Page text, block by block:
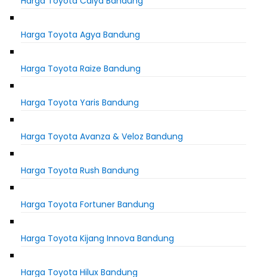
Harga Toyota Agya Bandung
Harga Toyota Raize Bandung
Harga Toyota Yaris Bandung
Harga Toyota Avanza & Veloz Bandung
Harga Toyota Rush Bandung
Harga Toyota Fortuner Bandung
Harga Toyota Kijang Innova Bandung
Harga Toyota Hilux Bandung